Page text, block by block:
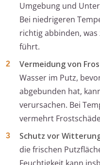
Umgebung und
Bei niedrigeren
richtig abbinden,
führt.
Vermeidung von
Wasser im Putz,
abgebunden hat,
verursachen. Bei
vermehrt
Schutz vor
die frischen